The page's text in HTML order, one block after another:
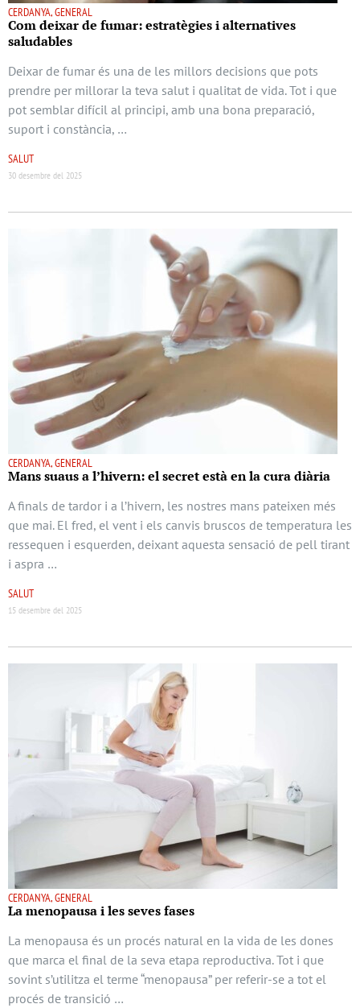
CERDANYA, GENERAL
Com deixar de fumar: estratègies i alternatives
saludables
Deixar de fumar és una de les millors decisions que pots
prendre per millorar la teva salut i qualitat de vida. Tot i que
pot semblar difícil al principi, amb una bona preparació,
suport i constància, …
SALUT
30 desembre del 2025
CERDANYA, GENERAL
Mans suaus a l’hivern: el secret està en la cura diària
A finals de tardor i a l’hivern, les nostres mans pateixen més
que mai. El fred, el vent i els canvis bruscos de temperatura les
ressequen i esquerden, deixant aquesta sensació de pell tirant
i aspra …
SALUT
15 desembre del 2025
CERDANYA, GENERAL
La menopausa i les seves fases
La menopausa és un procés natural en la vida de les dones
que marca el final de la seva etapa reproductiva. Tot i que
sovint s’utilitza el terme “menopausa” per referir-se a tot el
procés de transició …